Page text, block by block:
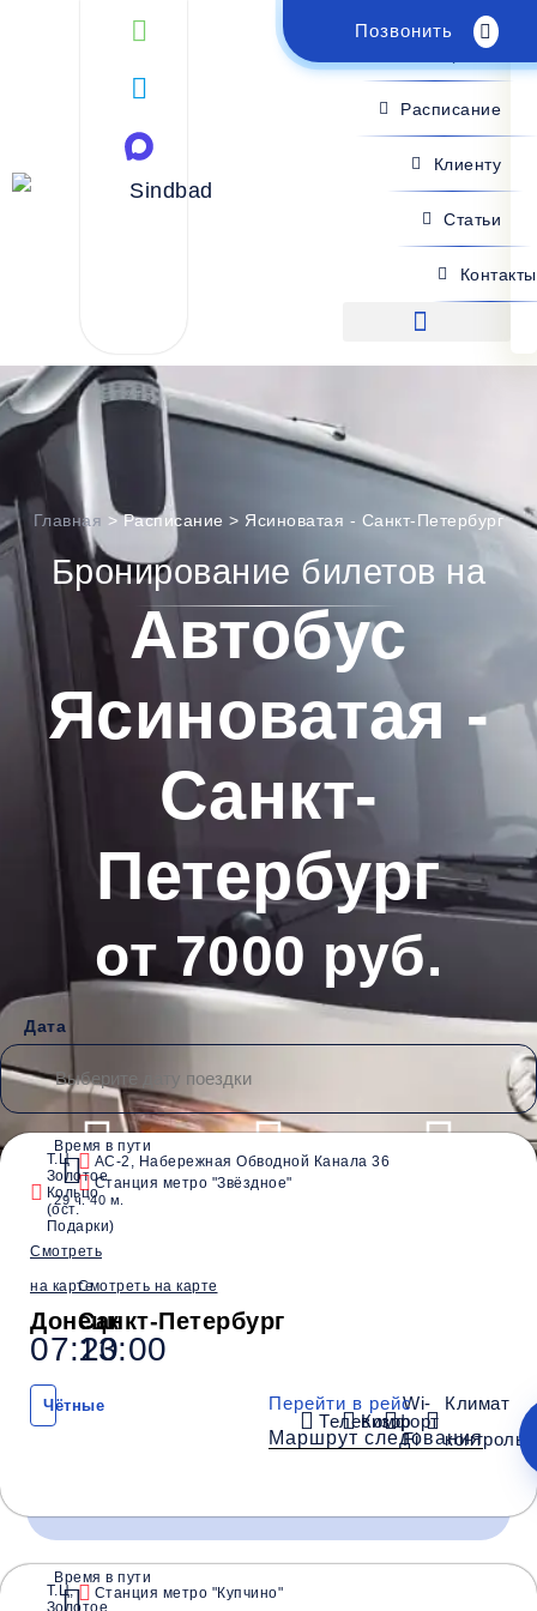
Позвонить
Поиск рейса
Расписание
Клиенту
Статьи
Контакты
Главная >Расписание > Ясиноватая - Санкт-Петербург
Бронирование билетов на
Автобус
Ясиноватая -
Санкт-
Петербург
от 7000 руб.
Дата
Водители со
стажем от 10 лет
Безопасные
Обратный рейс
Т.Ц
Золотое
Кольцо
(ост.
Подарки)
Смотреть
на карте
Донецк
07:20
Время в пути
29 ч. 40 м.
АС-2, Набережная Обводной Канала 36
Станция метро "Звёздное"
Смотреть на карте
Санкт-Петербург
13:00
Чётные
Телевизор
Комфорт
Wi-
Fi
Климат
контроль
Перейти в рейс
Маршрут следования
Время и место отправления / прибытия:
Т.Ц,
Время в пути
Станция метро "Купчино"